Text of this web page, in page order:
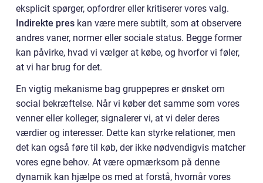
eksplicit spørger, opfordrer eller kritiserer vores valg.
Indirekte pres kan være mere subtilt, som at observere
andres vaner, normer eller sociale status. Begge former
kan påvirke, hvad vi vælger at købe, og hvorfor vi føler,
at vi har brug for det.
En vigtig mekanisme bag gruppepres er ønsket om
social bekræftelse. Når vi køber det samme som vores
venner eller kolleger, signalerer vi, at vi deler deres
værdier og interesser. Dette kan styrke relationer, men
det kan også føre til køb, der ikke nødvendigvis matcher
vores egne behov. At være opmærksom på denne
dynamik kan hjælpe os med at forstå, hvornår vores